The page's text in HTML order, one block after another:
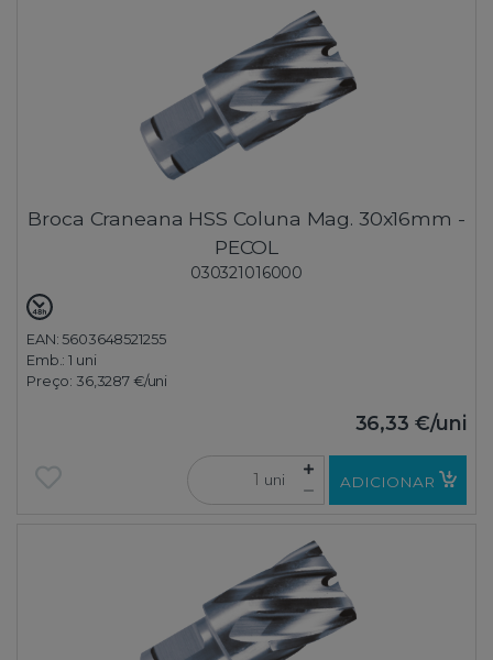
Broca Craneana HSS Coluna Mag. 30x16mm -
PECOL
030321016000
EAN: 5603648521255
Emb.:1 uni
Preço: 36,3287 €/uni
36,33 €/uni
uni ADICIONAR